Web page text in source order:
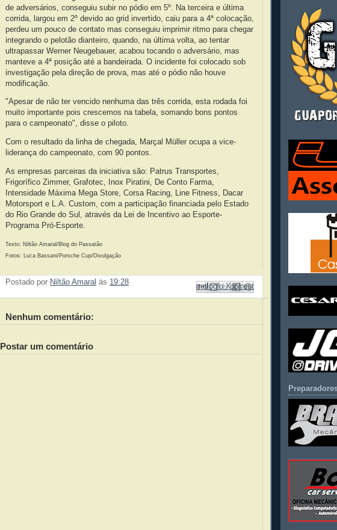
de adversários, conseguiu subir no pódio em 5º. Na terceira e última
corrida, largou em 2º devido ao grid invertido, caiu para a 4ª colocação,
perdeu um pouco de contato mas conseguiu imprimir ritmo para chegar
integrando o pelotão dianteiro, quando, na última volta, ao tentar
ultrapassar Werner Neugebauer, acabou tocando o adversário, mas
manteve a 4ª posição até a bandeirada. O incidente foi colocado sob
investigação pela direção de prova, mas até o pódio não houve
modificação.
"Apesar de não ter vencido nenhuma das três corrida, esta rodada foi
muito importante pois crescemos na tabela, somando bons pontos
para o campeonato", disse o piloto.
Com o resultado da linha de chegada, Marçal Müller ocupa a vice-
liderança do campeonato, com 90 pontos.
As empresas parceiras da iniciativa são: Patrus Transportes,
Frigorífico Zimmer, Grafotec, Inox Piratini, De Conto Farma,
Intensidade Máxima Mega Store, Corsa Racing, Line Fitness, Dacar
Motorsport e L.A. Custom, com a participação financiada pelo Estado
do Rio Grande do Sul, através da Lei de Incentivo ao Esporte-
Programa Pró-Esporte.
Texto: Niltão Amaral/Blog do Passatão
Fotos: Luca Bassani/Porsche Cup/Divulgação
Postado por Niltão Amaral às 19:28 Enviar por e-mail
Postar no blog!
Compartilhar no X
Compartilhar no Facebook
Compartilhar com o Pinterest
Nenhum comentário:
Postar um comentário